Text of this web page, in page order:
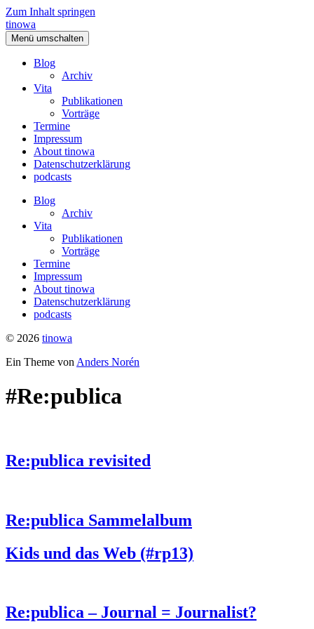
Zum Inhalt springen
tinowa
Menü umschalten
Blog
Archiv
Vita
Publikationen
Vorträge
Termine
Impressum
About tinowa
Datenschutzerklärung
podcasts
Blog
Archiv
Vita
Publikationen
Vorträge
Termine
Impressum
About tinowa
Datenschutzerklärung
podcasts
© 2026 tinowa
Ein Theme von Anders Norén
#Re:publica
Re:publica revisited
Re:publica Sammelalbum
Kids und das Web (#rp13)
Re:publica – Journal = Journalist?